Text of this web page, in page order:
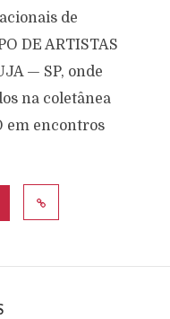
de
DE ARTISTAS
— SP, onde
na coletânea
em encontros